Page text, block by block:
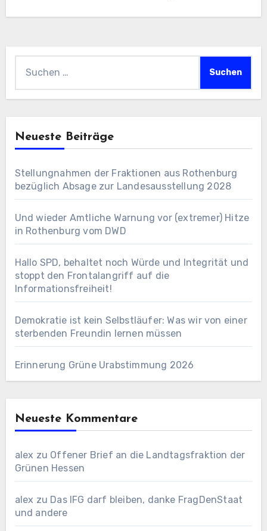
Neueste Beiträge
Stellungnahmen der Fraktionen aus Rothenburg
bezüglich Absage zur Landesausstellung 2028
Und wieder Amtliche Warnung vor (extremer) Hitze
in Rothenburg vom DWD
Hallo SPD, behaltet noch Würde und Integrität und
stoppt den Frontalangriff auf die
Informationsfreiheit!
Demokratie ist kein Selbstläufer: Was wir von einer
sterbenden Freundin lernen müssen
Erinnerung Grüne Urabstimmung 2026
Neueste Kommentare
alex zu Offener Brief an die Landtagsfraktion der
Grünen Hessen
alex zu Das IFG darf bleiben, danke FragDenStaat
und andere